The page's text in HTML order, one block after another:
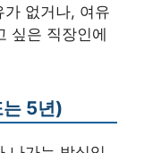
가 없거나, 여유
싶은 직장인에
5년)